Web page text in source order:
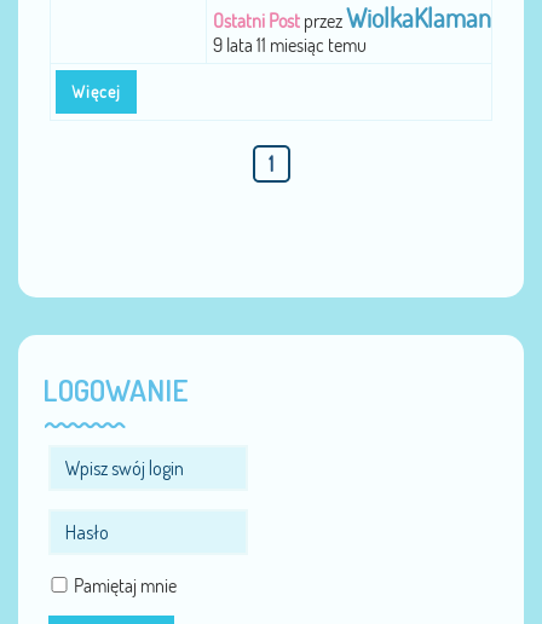
Więcej
Ostatni Post przezWiolkaKlaman
9 lata 11 miesiąc temu
1
LOGOWANIE
Pamiętaj mnie